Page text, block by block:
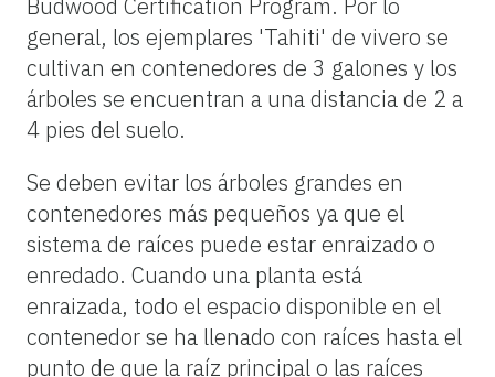
general, los ejemplares 'Tahiti' de vivero se
cultivan en contenedores de 3 galones y los
árboles se encuentran a una distancia de 2 a
4 pies del suelo.
Se deben evitar los árboles grandes en
contenedores más pequeños ya que el
sistema de raíces puede estar enraizado o
enredado. Cuando una planta está
enraizada, todo el espacio disponible en el
contenedor se ha llenado con raíces hasta el
punto de que la raíz principal o las raíces